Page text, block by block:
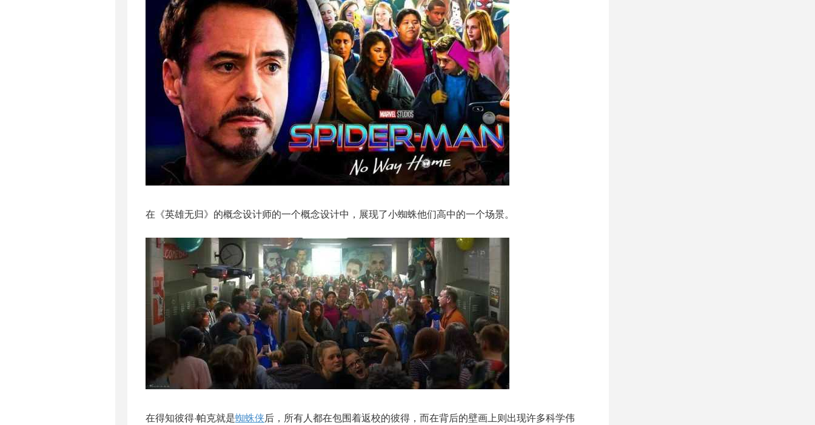
在《英雄无归》的概念设计师的一个概念设计中，展现了小蜘蛛他们高中的一个场景。
在得知彼得·帕克就是蜘蛛侠后，所有人都在包围着返校的彼得，而在背后的壁画上则出现许多科学伟